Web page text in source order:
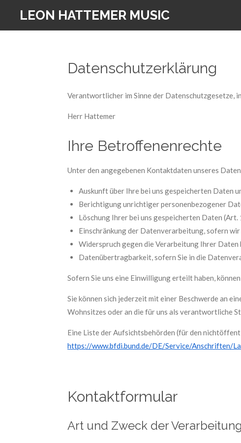
LEON HATTEMER MUSIC
Datenschutzerklärung
Verantwortlicher im Sinne der Datenschutzgesetze,
Herr Hattemer
Ihre Betroffenenrechte
Unter den angegebenen Kontaktdaten unseres
Auskunft über Ihre bei uns gespeicherten Daten
Berichtigung unrichtiger personenbezogener
Löschung Ihrer bei uns gespeicherten Daten (Art.
Einschränkung der Datenverarbeitung, sofern
Widerspruch gegen die Verarbeitung Ihrer Daten
Datenübertragbarkeit, sofern Sie in die
Sofern Sie uns eine Einwilligung erteilt haben,
Sie können sich jederzeit mit einer Beschwerde an
Wohnsitzes oder an die für uns als verantwortliche
Eine Liste der Aufsichtsbehörden (für den
https://www.bfdi.bund.de/DE/Service/Anschriften/
Kontaktformular
Art und Zweck der